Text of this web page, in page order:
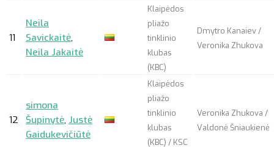
11
Neila
Savickaitė,
Neila Jakaitė
Klaipėdos
pliažo
tinklinio
klubas
(KBC)
Dmytro Kanaiev /
Veronika Zhukova
12
simona
Šupinytė, Justė
Gaidukevičiūtė
Klaipėdos
pliažo
tinklinio
klubas
(KBC) / KSC
Veronika Zhukova /
Valdonė Šniaukienė